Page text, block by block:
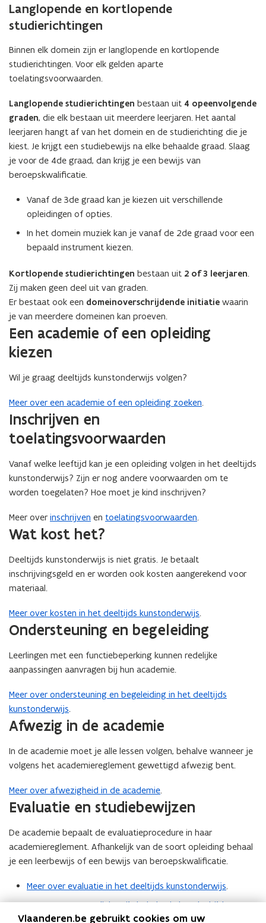
Langlopende en kortlopende
studierichtingen
Binnen elk domein zijn er langlopende en kortlopende
studierichtingen. Voor elk gelden aparte
toelatingsvoorwaarden.
Langlopende studierichtingen bestaan uit 4 opeenvolgende
graden, die elk bestaan uit meerdere leerjaren. Het aantal
leerjaren hangt af van het domein en de studierichting die je
kiest. Je krijgt een studiebewijs na elke behaalde graad. Slaag
je voor de 4de graad, dan krijg je een bewijs van
beroepskwalificatie.
Vanaf de 3de graad kan je kiezen uit verschillende
opleidingen of opties.
In het domein muziek kan je vanaf de 2de graad voor een
bepaald instrument kiezen.
Kortlopende studierichtingen bestaan uit 2 of 3 leerjaren.
Zij maken geen deel uit van graden.
Er bestaat ook een domeinoverschrijdende initiatie waarin
je van meerdere domeinen kan proeven.
Een academie of een opleiding
kiezen
Wil je graag deeltijds kunstonderwijs volgen?
Meer over een academie of een opleiding zoeken.
Inschrijven en
toelatingsvoorwaarden
Vanaf welke leeftijd kan je een opleiding volgen in het deeltijds
kunstonderwijs? Zijn er nog andere voorwaarden om te
worden toegelaten? Hoe moet je kind inschrijven?
Meer over inschrijven en toelatingsvoorwaarden.
Wat kost het?
Deeltijds kunstonderwijs is niet gratis. Je betaalt
inschrijvingsgeld en er worden ook kosten aangerekend voor
materiaal.
Meer over kosten in het deeltijds kunstonderwijs.
​​​​​​​Ondersteuning en begeleiding
Leerlingen met een functiebeperking kunnen redelijke
aanpassingen aanvragen bij hun academie.
Meer over ondersteuning en begeleiding in het deeltijds
kunstonderwijs.
Afwezig in de academie
In de academie moet je alle lessen volgen, behalve wanneer je
volgens het academiereglement gewettigd afwezig bent.
Meer over afwezigheid in de academie.
Evaluatie en studiebewijzen
De academie bepaalt de evaluatieprocedure in haar
academiereglement. Afhankelijk van de soort opleiding behaal
je een leerbewijs of een bewijs van beroepskwalificatie.
Meer over evaluatie in het deeltijds kunstonderwijs.
Meer over een studiebewijs behalen in het deeltijds
kunstonderwijs
Vlaanderen.be gebruikt cookies om uw